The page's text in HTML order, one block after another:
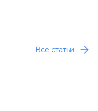
Все статьи